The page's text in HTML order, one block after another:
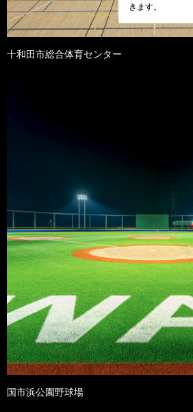
きます。
十和田市総合体育センター
国市浜公園野球場